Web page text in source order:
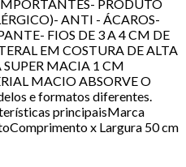
PRODUTO
ANTI - ÁCAROS-
FIOS DE 3 A 4 CM DE
EM COSTURA DE ALTA
SUPER MACIA 1 CM
MACIO ABSORVE O
e formatos diferentes.
principaisMarca
x Largura 50 cm